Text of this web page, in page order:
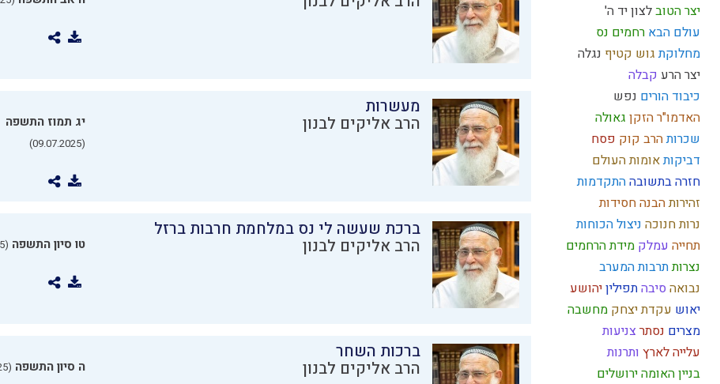
יצר הטובלצוןיד ה'
עולם הבא רחמים נס
מחלוקתגוש קטיף נגלה
יצר הרע קבלה
כיבוד הורים נפש
האדמו"ר הזקן גאולה
שכרותהרב קוק פסח
דביקותאומות העולם
חזרה בתשובההתקדמות
זהירותהבנהחסידות
נרות חנוכה ניצול הכוחות
תחייה עמלק מידת הרחמים
נצרותתרבות המערב
נבואה סיבהתפיליןיהושע
יאוש עקדת יצחק מחשבה
מצרים נסתר צניעות
עלייה לארץ ותרנות
בניין האומהירושלים
מעשרות
הרב אליקים לבנון יג תמוז התשפה
(09.07.2025)
ברכת שעשה לי נס במלחמת חרבות ברזל
הרב אליקים לבנון טו סיון התשפה (11.06.2025)
ברכות השחר
הרב אליקים לבנון ה סיון התשפה (01.06.2025)